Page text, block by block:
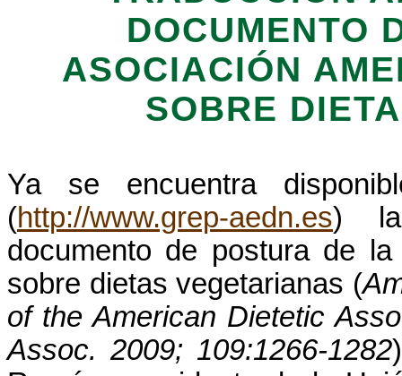
DOCUMENTO
ASOCIACIÓN
SOBRE
Ya se encuentra
(http://www.grep-aedn.es) la
documento de postura de
sobre dietas vegetarianas (
of the American Dietetic
Assoc. 2009; 109:1266-1282